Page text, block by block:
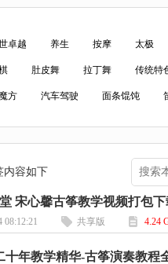
卓越 养生 按摩 太极
肚皮舞 拉丁舞 传统特
魔方 汽车驾驶 面条馄饨
内容如下
宋心馨古筝教学视频打包下
08:12:21 共享版 4.24
十年教学精华-古筝演奏教程